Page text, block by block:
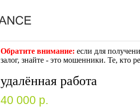
Обратите внимание: если для
залог, знайте - это мошенники. Те, кто
удалённая работа
40 000 p.